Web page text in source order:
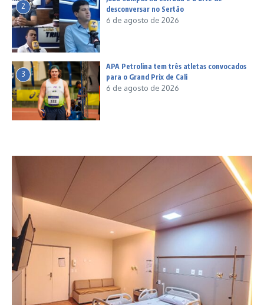
2
desconversar no Sertão
6 de agosto de 2026
3
APA Petrolina tem três atletas convocados
para o Grand Prix de Cali
6 de agosto de 2026